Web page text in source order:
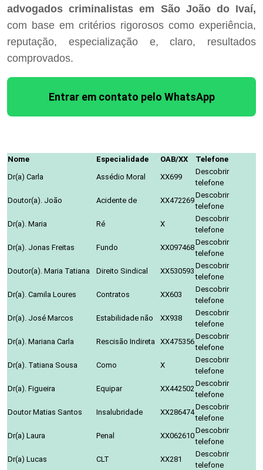
advogados criminalistas em São João do Ivaí,
com base em critérios rigorosos como experiência,
reputação, especialização e, claro, resultados
comprovados.
Entrar em contato pelo WhatsApp
Nome Especialidade OAB/XX
Telefone
Dr(a) Carla
Assédio Moral XX699
Descobrir
telefone
Doutor(a). João
Acidente de XX472269
Descobrir
telefone
Dr(a). Maria
Ré X
Descobrir
telefone
Dr(a). Jonas Freitas
Fundo XX097468
Descobrir
telefone
Doutor(a). Maria Tatiana
Direito Sindical XX530593
Descobrir
telefone
Dr(a). Camila Loures
Contratos XX603
Descobrir
telefone
Dr(a). José Marcos
Estabilidade não XX938
Descobrir
telefone
Dr(a). Mariana Carla
Rescisão Indireta XX475356
Descobrir
telefone
Dr(a). Tatiana Sousa
Como X
Descobrir
telefone
Dr(a). Figueira
Equipar XX442502
Descobrir
telefone
Doutor Matias Santos
Insalubridade XX286474
Descobrir
telefone
Dr(a) Laura
Penal XX062610
Descobrir
telefone
Dr(a) Lucas
CLT XX281
Descobrir
telefone